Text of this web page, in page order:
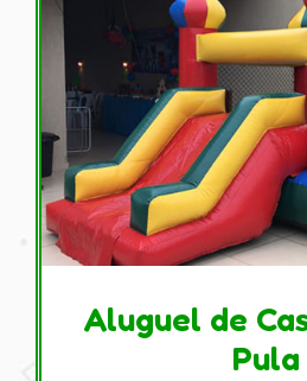
Aluguel de
Pula